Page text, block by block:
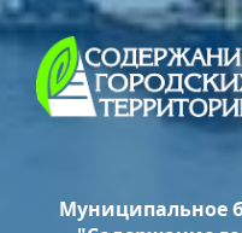
Муниципальное